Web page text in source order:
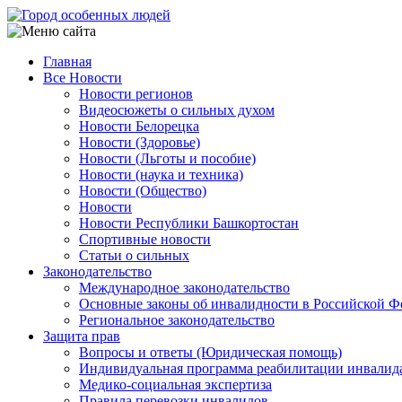
Перейти
к
содержанию
Main
navigation
Главная
Все Новости
Новости регионов
Видеосюжеты о сильных духом
Новости Белорецка
Новости (Здоровье)
Новости (Льготы и пособие)
Новости (наука и техника)
Новости (Общество)
Новости
Новости Республики Башкортостан
Спортивные новости
Статьи о сильных
Законодательство
Международное законодательство
Основные законы об инвалидности в Российской
Региональное законодательство
Защита прав
Вопросы и ответы (Юридическая помощь)
Индивидуальная программа реабилитации
Медико-социальная экспертиза